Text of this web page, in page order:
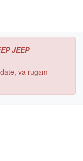
JEEP
va rugam